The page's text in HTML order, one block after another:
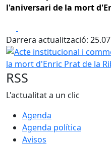
l'aniversari de la mort
Darrera actualització:
Acte institucional i
RSS
L'actualitat a un clic
Agenda
Agenda política
Avisos